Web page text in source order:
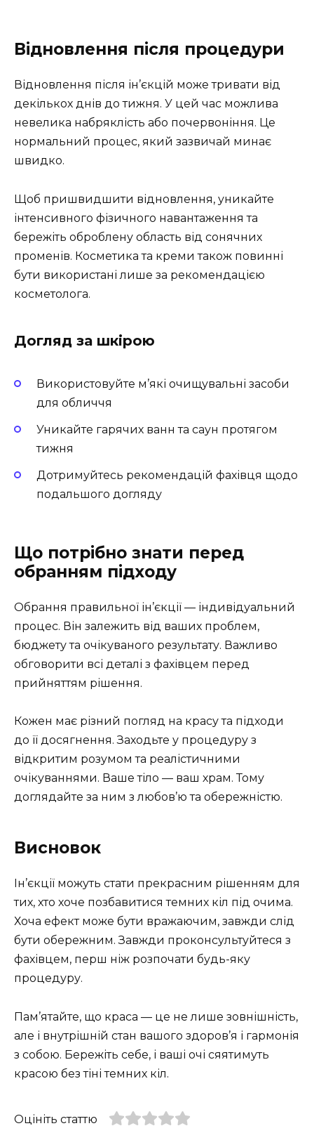
Відновлення після процедури
Відновлення після ін’єкцій може тривати від
декількох днів до тижня. У цей час можлива
невелика набряклість або почервоніння. Це
нормальний процес, який зазвичай минає
швидко.
Щоб пришвидшити відновлення, уникайте
інтенсивного фізичного навантаження та
бережіть оброблену область від сонячних
променів. Косметика та креми також повинні
бути використані лише за рекомендацією
косметолога.
Догляд за шкірою
Використовуйте м’які очищувальні засоби
для обличчя
Уникайте гарячих ванн та саун протягом
тижня
Дотримуйтесь рекомендацій фахівця щодо
подальшого догляду
Що потрібно знати перед
обранням підходу
Обрання правильної ін’єкції — індивідуальний
процес. Він залежить від ваших проблем,
бюджету та очікуваного результату. Важливо
обговорити всі деталі з фахівцем перед
прийняттям рішення.
Кожен має різний погляд на красу та підходи
до її досягнення. Заходьте у процедуру з
відкритим розумом та реалістичними
очікуваннями. Ваше тіло — ваш храм. Тому
доглядайте за ним з любов’ю та обережністю.
Висновок
Ін’єкції можуть стати прекрасним рішенням для
тих, хто хоче позбавитися темних кіл під очима.
Хоча ефект може бути вражаючим, завжди слід
бути обережним. Завжди проконсультуйтеся з
фахівцем, перш ніж розпочати будь-яку
процедуру.
Пам’ятайте, що краса — це не лише зовнішність,
але і внутрішній стан вашого здоров’я і гармонія
з собою. Бережіть себе, і ваші очі сяятимуть
красою без тіні темних кіл.
Оцініть статтю